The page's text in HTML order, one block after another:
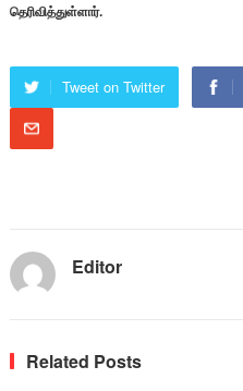
தெரிவித்துள்ளார்.
Tweet on Twitter
Editor
Related Posts